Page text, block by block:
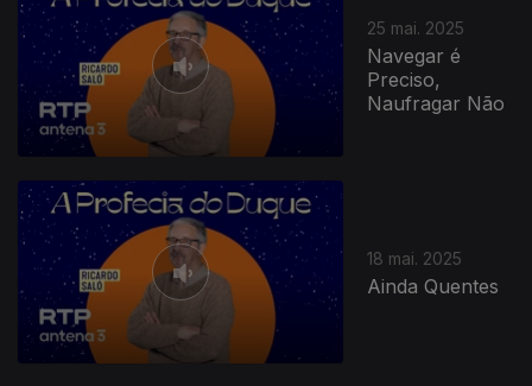
25 mai. 2025
Navegar é
Preciso,
Naufragar Não
18 mai. 2025
Ainda Quentes